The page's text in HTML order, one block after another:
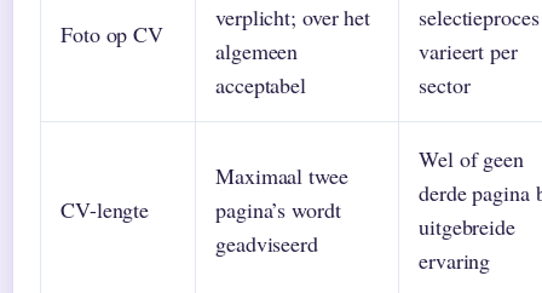
Foto op CV
verplicht; over het
algemeen
acceptabel
selectieproces
varieert per
sector
CV-lengte
Maximaal twee
pagina’s wordt
geadviseerd
Wel of geen
derde pagina
uitgebreide
ervaring